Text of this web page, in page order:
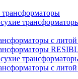
с
с